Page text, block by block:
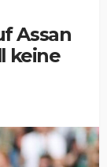
Assan
keine